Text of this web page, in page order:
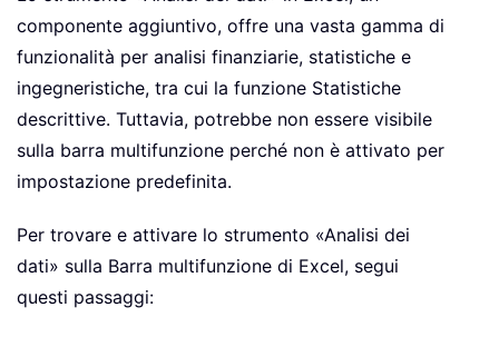
componente aggiuntivo, offre una vasta gamma di
funzionalità per analisi finanziarie, statistiche e
ingegneristiche, tra cui la funzione Statistiche
descrittive. Tuttavia, potrebbe non essere visibile
sulla barra multifunzione perché non è attivato per
impostazione predefinita.
Per trovare e attivare lo strumento «Analisi dei
dati» sulla Barra multifunzione di Excel, segui
questi passaggi: